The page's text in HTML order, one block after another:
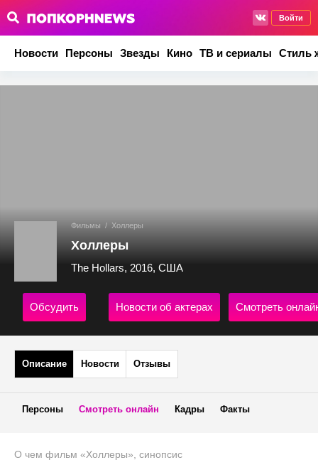
Войти
Новости Персоны Звезды Кино ТВ и сериалы Стиль
Фильмы / Холлеры
Холлеры
The Hollars, 2016, США
Обсудить Новости об актерах Смотреть
Описание Новости Отзывы
Персоны Смотреть онлайн Кадры Факты
О чем фильм «Холлеры», синопсис